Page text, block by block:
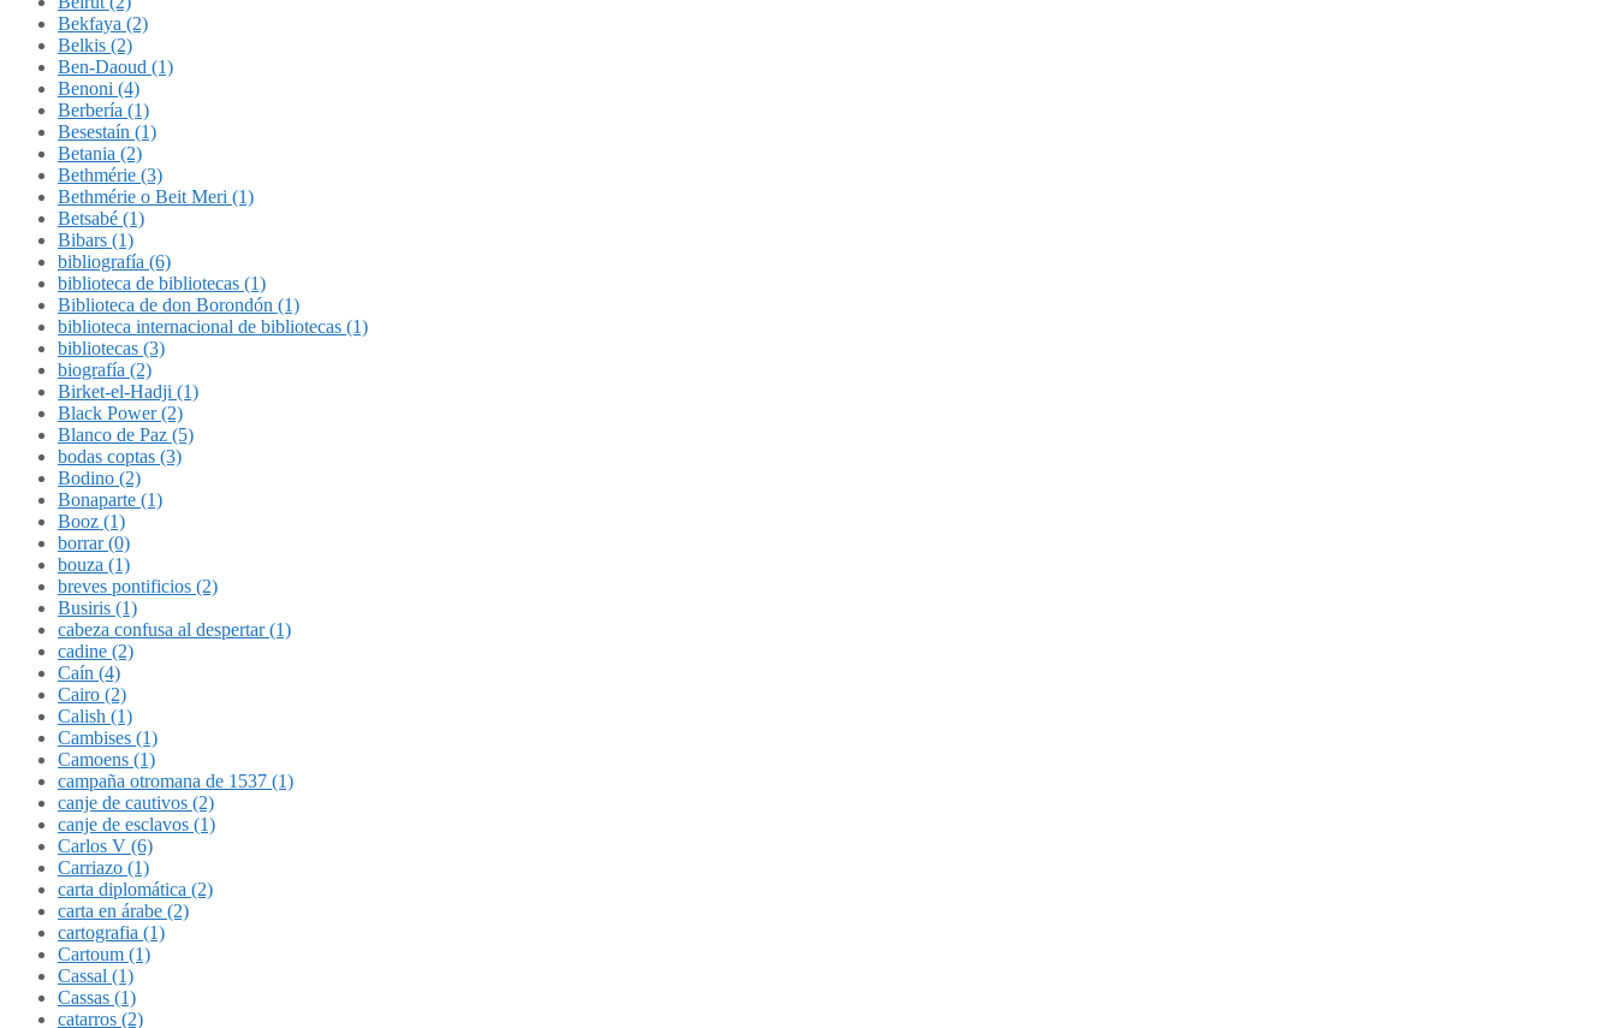
Bekfaya (2)
Belkis (2)
Ben-Daoud (1)
Benoni (4)
Berbería (1)
Besestaín (1)
Betania (2)
Bethmérie (3)
Bethmérie o Beit Meri (1)
Betsabé (1)
Bibars (1)
bibliografía (6)
biblioteca de bibliotecas (1)
Biblioteca de don Borondón (1)
biblioteca internacional de bibliotecas (1)
bibliotecas (3)
biografía (2)
Birket-el-Hadji (1)
Black Power (2)
Blanco de Paz (5)
bodas coptas (3)
Bodino (2)
Bonaparte (1)
Booz (1)
borrar (0)
bouza (1)
breves pontificios (2)
Busiris (1)
cabeza confusa al despertar (1)
cadine (2)
Caín (4)
Cairo (2)
Calish (1)
Cambises (1)
Camoens (1)
campaña otromana de 1537 (1)
canje de cautivos (2)
canje de esclavos (1)
Carlos V (6)
Carriazo (1)
carta diplomática (2)
carta en árabe (2)
cartografia (1)
Cartoum (1)
Cassal (1)
Cassas (1)
catarros (2)